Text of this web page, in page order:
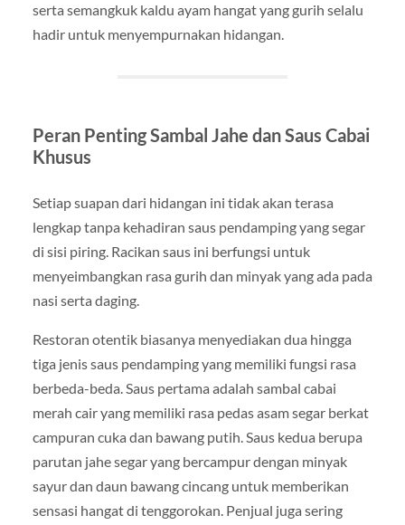
serta semangkuk kaldu ayam hangat yang gurih selalu
hadir untuk menyempurnakan hidangan.
Peran Penting Sambal Jahe dan Saus Cabai
Khusus
Setiap suapan dari hidangan ini tidak akan terasa
lengkap tanpa kehadiran saus pendamping yang segar
di sisi piring. Racikan saus ini berfungsi untuk
menyeimbangkan rasa gurih dan minyak yang ada pada
nasi serta daging.
Restoran otentik biasanya menyediakan dua hingga
tiga jenis saus pendamping yang memiliki fungsi rasa
berbeda-beda. Saus pertama adalah sambal cabai
merah cair yang memiliki rasa pedas asam segar berkat
campuran cuka dan bawang putih. Saus kedua berupa
parutan jahe segar yang bercampur dengan minyak
sayur dan daun bawang cincang untuk memberikan
sensasi hangat di tenggorokan. Penjual juga sering